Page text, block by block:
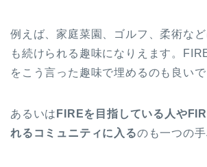
例えば、家庭菜園、ゴルフ、柔術な
も続けられる趣味になりえます。
をこう言った趣味で埋めるのも良いで
あるいは FIREを目指している人や
れるコミュニティに入るのも一つの手